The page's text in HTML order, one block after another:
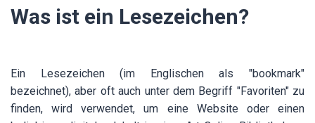
Partner
Deutsch
Was ist ein Lesezeichen?
Ein Lesezeichen (im Englischen als "bookmark"
bezeichnet), aber oft auch unter dem Begriff "Favoriten" zu
finden, wird verwendet, um eine Website oder einen